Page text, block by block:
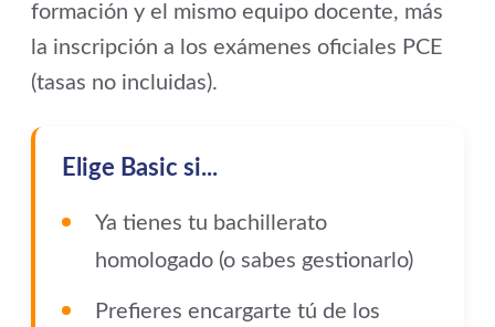
formación y el mismo equipo docente, más
la inscripción a los exámenes oficiales PCE
(tasas no incluidas).
Elige Basic si...
Ya tienes tu bachillerato
homologado (o sabes gestionarlo)
Prefieres encargarte tú de los